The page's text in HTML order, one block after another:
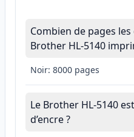
Combien de pages
Brother HL-5140
Noir: 8000 pages
Le Brother HL-5140
d’encre ?